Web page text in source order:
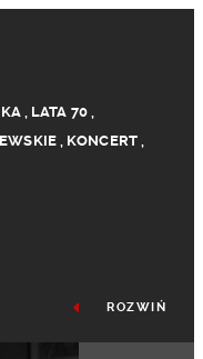
, LATA 70,
, KONCERT,
ROZWIŃ